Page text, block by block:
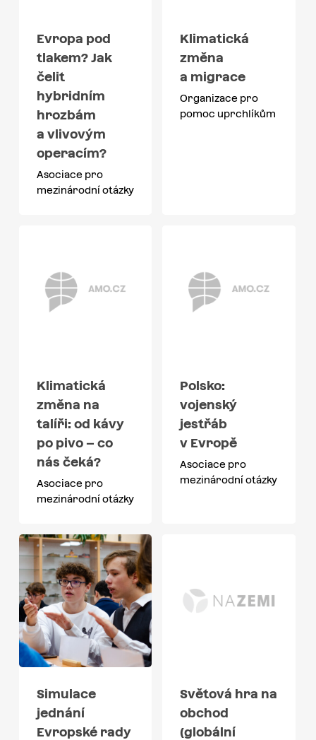
Evropa pod
tlakem? Jak
čelit
hybridním
hrozbám
a vlivovým
operacím?
Asociace pro
mezinárodní otázky
Klimatická
změna
a migrace
Organizace pro
pomoc uprchlíkům
Klimatická
změna na
talíři: od kávy
po pivo – co
nás čeká?
Asociace pro
mezinárodní otázky
Polsko:
vojenský
jestřáb
v Evropě
Asociace pro
mezinárodní otázky
Simulace
jednání
Evropské rady
Světová hra na
obchod
(globální